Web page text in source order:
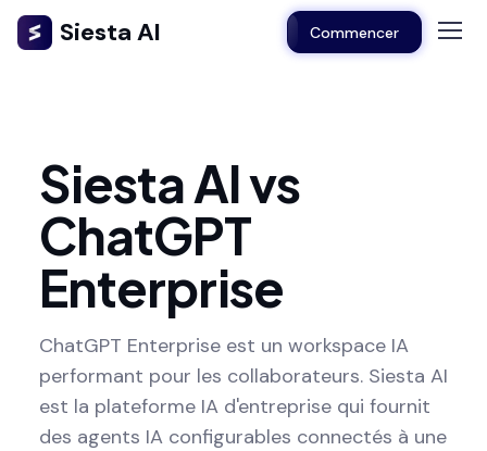
Siesta AI Commencer
Siesta AI vs
ChatGPT
Enterprise
ChatGPT Enterprise est un workspace IA
performant pour les collaborateurs. Siesta AI
est la plateforme IA d'entreprise qui fournit
des agents IA configurables connectés à une